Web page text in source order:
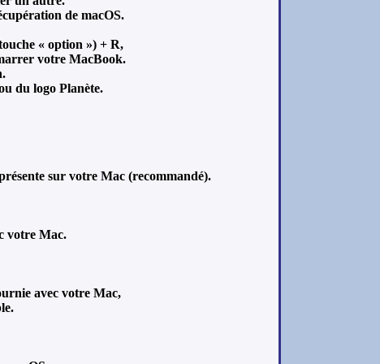
de macOS.
« option ») + R,
votre MacBook.
du logo Planète.
sur votre Mac (recommandé).
votre Mac.
avec votre Mac,